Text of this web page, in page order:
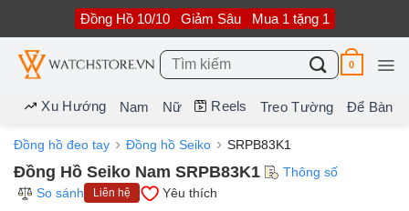
nội
dung
Đồng Hồ 10/10 Giảm Sâu Mua 1 tặng 1
Tìm
kiếm:
0
Xu Hướng Nam Nữ Reels Treo Tường Để Bàn
Đồng hồ đeo tay Đồng hồ Seiko SRPB83K1
Đồng Hồ Seiko Nam SRPB83K1
Thông số
So sánh
Liên hệ Yêu thích